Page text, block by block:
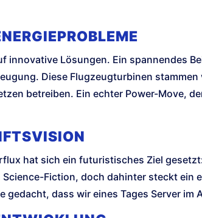
innovative Lösungen. Ein spannendes
Diese Flugzeugturbinen
betreiben. Ein echter Power-Move,
hat sich ein futuristisches Ziel
Fiction, doch dahinter steckt ein
dass wir eines Tages Server im